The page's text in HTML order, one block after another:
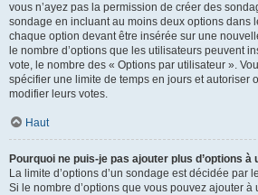
vous n’ayez pas la permission de créer des
sondage en incluant au moins deux options dans
chaque option devant être insérée sur une
le nombre d’options que les utilisateurs peuvent
vote, le nombre des « Options par utilisateur ».
spécifier une limite de temps en jours et autoriser
modifier leurs votes.
Haut
Pourquoi ne puis-je pas ajouter plus d’options à
La limite d’options d’un sondage est décidée par
Si le nombre d’options que vous pouvez ajouter